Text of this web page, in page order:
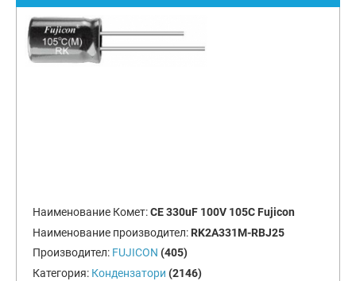
Наименование Комет:CE 330uF 100V 105C Fujicon
Наименование производител: RK2A331M-RBJ25
Производител: FUJICON (405)
Категория: Кондензатори (2146)